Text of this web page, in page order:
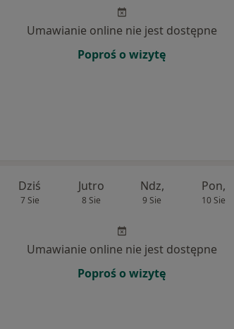
Umawianie online nie jest dostępne
Poproś o wizytę
Dziś
7 Sie
Jutro
8 Sie
Ndz,
9 Sie
Pon,
10 Sie
Umawianie online nie jest dostępne
Poproś o wizytę